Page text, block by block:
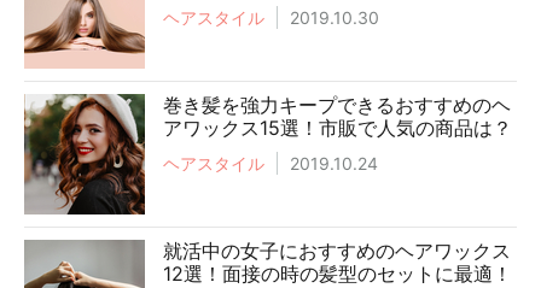
ヘアスタイル 2019.10.30
巻き髪を強力キープできるおすすめのヘ
アワックス15選！市販で人気の商品は？
ヘアスタイル 2019.10.24
就活中の女子におすすめのヘアワックス
12選！面接の時の髪型のセットに最適！